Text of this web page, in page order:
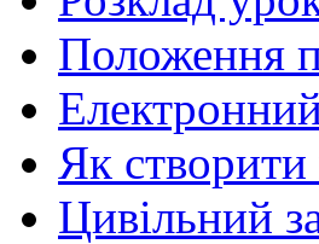
Положення
Як
Цивільний